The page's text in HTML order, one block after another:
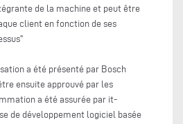
de la machine et peut être
client en fonction de ses
a été présenté par Bosch
ensuite approuvé par les
a été assurée par it-
de développement logiciel basée